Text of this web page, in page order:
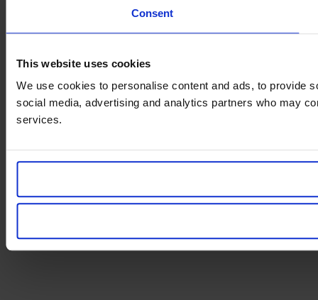
Consent
This website uses cookies
We use cookies to personalise content and ads, to provide
social media, advertising and analytics partners who may
services.